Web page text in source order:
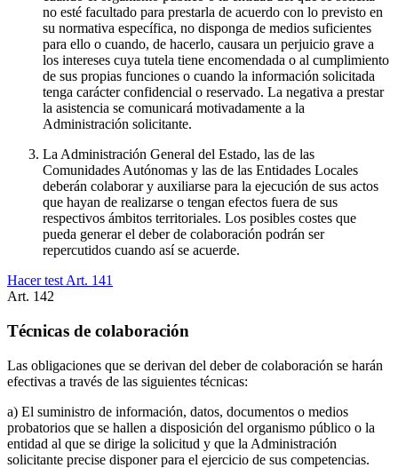
no esté facultado para prestarla de acuerdo con lo previsto en
su normativa específica, no disponga de medios suficientes
para ello o cuando, de hacerlo, causara un perjuicio grave a
los intereses cuya tutela tiene encomendada o al cumplimiento
de sus propias funciones o cuando la información solicitada
tenga carácter confidencial o reservado. La negativa a prestar
la asistencia se comunicará motivadamente a la
Administración solicitante.
La Administración General del Estado, las de las
Comunidades Autónomas y las de las Entidades Locales
deberán colaborar y auxiliarse para la ejecución de sus actos
que hayan de realizarse o tengan efectos fuera de sus
respectivos ámbitos territoriales. Los posibles costes que
pueda generar el deber de colaboración podrán ser
repercutidos cuando así se acuerde.
Hacer test Art. 141
Art. 142
Técnicas de colaboración
Las obligaciones que se derivan del deber de colaboración se harán
efectivas a través de las siguientes técnicas:
a) El suministro de información, datos, documentos o medios
probatorios que se hallen a disposición del organismo público o la
entidad al que se dirige la solicitud y que la Administración
solicitante precise disponer para el ejercicio de sus competencias.